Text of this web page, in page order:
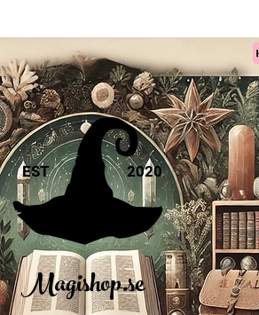
Magishop.se
2020
EST